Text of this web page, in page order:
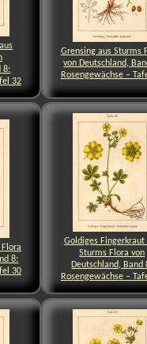
8:
32
Grensing aus Sturms
von Deutschland,
Rosengewächse –
8:
30
Goldiges Fingerkraut
Sturms Flora von
Deutschland, Band
Rosengewächse –